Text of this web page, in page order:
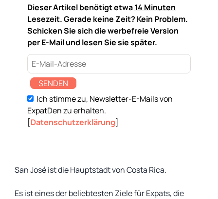
Dieser Artikel benötigt etwa14 Minuten
Lesezeit. Gerade keine Zeit? Kein Problem.
Schicken Sie sich die werbefreie Version
per E-Mail und lesen Sie sie später.
SENDEN
Ich stimme zu, Newsletter-E-Mails von
ExpatDen zu erhalten.
[Datenschutzerklärung]
San José ist die Hauptstadt von Costa Rica.
Es ist eines der beliebtesten Ziele für Expats, die